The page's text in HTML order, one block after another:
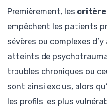
Premièrement, les
empêchent les patients
sévères ou complexes
atteints de
troubles chroniques ou
sont ainsi exclus, alors
les profils les plus